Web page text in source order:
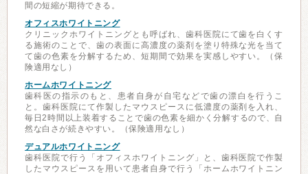
間の短縮が期待できる。
オフィスホワイトニング
クリニックホワイトニングとも呼ばれ、歯科医院にて歯を白くす
る施術のことで、歯の表面に高濃度の薬剤を塗り特殊な光を当て
て歯の色素を分解するため、短期間で効果を実感しやすい。（保
険適用なし）
ホームホワイトニング
歯科医の指示のもと、患者自身が自宅などで歯の漂白を行うこ
と。歯科医院にて作製したマウスピースに低濃度の薬剤を入れ、
毎日2時間以上装着することで歯の色素を細かく分解するので、自
然な白さが続きやすい。（保険適用なし）
デュアルホワイトニング
歯科医院で行う「オフィスホワイトニング」と、歯科医院で作製
したマウスピースを用いて患者自身で行う「ホームホワイトニン